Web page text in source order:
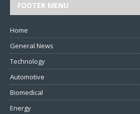
FOOTER MENU
Home
General News
Technology
Automotive
Biomedical
Energy